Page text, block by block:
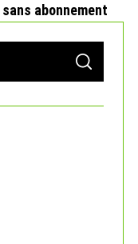
abonnement
S
A
C